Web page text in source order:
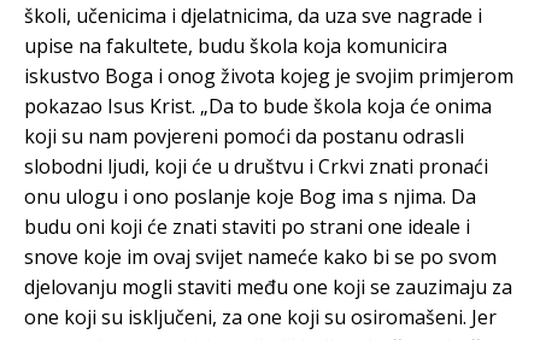
školi, učenicima i djelatnicima, da uza sve nagrade i
upise na fakultete, budu škola koja komunicira
iskustvo Boga i onog života kojeg je svojim primjerom
pokazao Isus Krist. „Da to bude škola koja će onima
koji su nam povjereni pomoći da postanu odrasli
slobodni ljudi, koji će u društvu i Crkvi znati pronaći
onu ulogu i ono poslanje koje Bog ima s njima. Da
budu oni koji će znati staviti po strani one ideale i
snove koje im ovaj svijet nameće kako bi se po svom
djelovanju mogli staviti među one koji se zauzimaju za
one koji su isključeni, za one koji su osiromašeni. Jer